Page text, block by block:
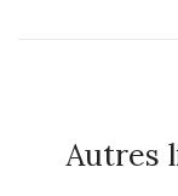
Autres